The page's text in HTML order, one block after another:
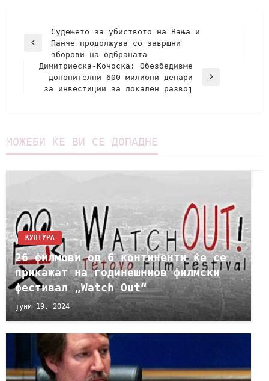
Судењето за убиството на Вања и
Панче продолжува со завршни
зборови на одбраната
Димитриеска-Кочоска: Обезбедивме
допонителни 600 милиони денари
за инвестиции за локален развој
МОЖЕБИ ЌЕ ВИ СЕ ДОПАДНЕ
КУЛТУРА
26 филмови од 6 континенти ќе се
прикажат на годинешниов филмски
фестивал „Watch Out“
јуни 19, 2024